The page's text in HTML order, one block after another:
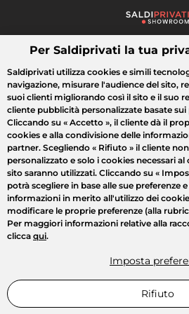
Cosa cerchi?
Tutte le vendite Moda Casa
Per Saldiprivati la tua
Saldiprivati utilizza cookies e simili
navigazione, misurare l'audience del sito,
suoi clienti migliorando così il sito e il suo
cliente pubblicità personalizzate basate
Cliccando su « Accetto », il cliente dà il
cookies e alla condivisione delle
partner. Scegliendo « Rifiuto » il cliente
personalizzato e solo i cookies necessari
sito saranno utilizzati. Cliccando su «
potrà scegliere in base alle sue preferenze
informazioni in merito all'utilizzo dei
modificare le proprie preferenze (alla
Per maggiori informazioni relative alla
clicca qui.
Imposta
Rifiuto